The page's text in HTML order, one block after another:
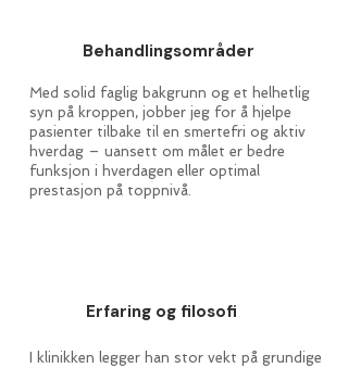
Behandlingsområder
Med solid faglig bakgrunn og et helhetlig
syn på kroppen, jobber jeg for å hjelpe
pasienter tilbake til en smertefri og aktiv
hverdag – uansett om målet er bedre
funksjon i hverdagen eller optimal
prestasjon på toppnivå.
Erfaring og filosofi
I klinikken legger han stor vekt på grundige